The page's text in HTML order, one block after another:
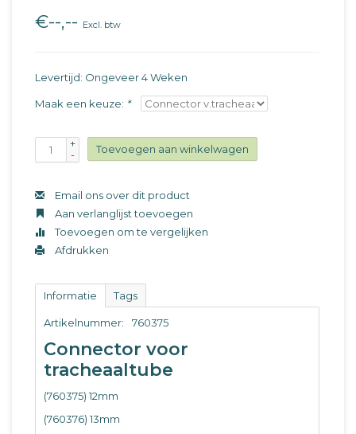
€--,-- Excl. btw
Levertijd: Ongeveer 4 Weken
Maak een keuze: *
+
-
Toevoegen aan winkelwagen
Email ons over dit product
Aan verlanglijst toevoegen
Toevoegen om te vergelijken
Afdrukken
Informatie Tags
Artikelnummer: 760375
Connector voor
tracheaaltube
(760375) 12mm
(760376) 13mm